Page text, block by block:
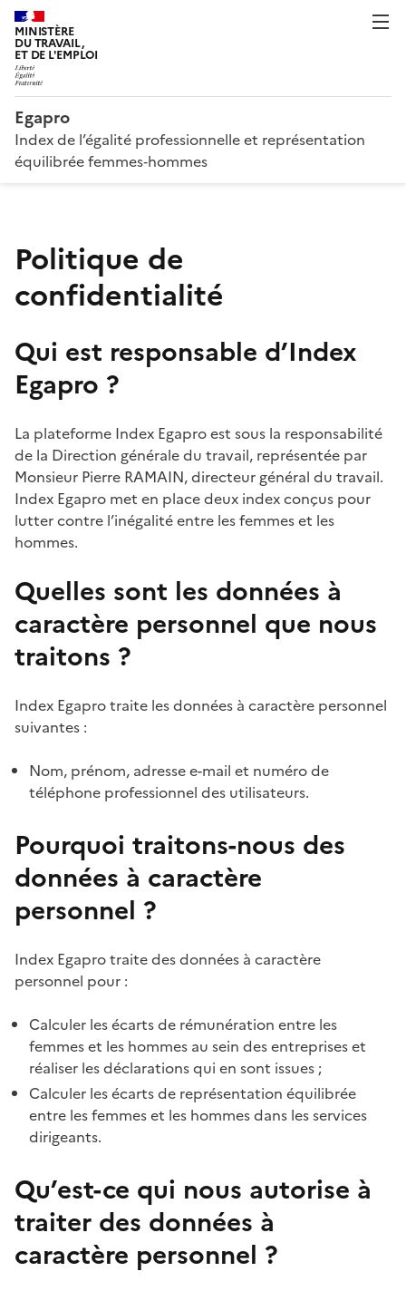
MINISTÈRE
DU TRAVAIL,
ET DE L'EMPLOI
Egapro
Index de l’égalité professionnelle et représentation
équilibrée femmes‑hommes
Politique de
confidentialité
Qui est responsable d’Index
Egapro ?
La plateforme Index Egapro est sous la responsabilité
de la Direction générale du travail, représentée par
Monsieur Pierre RAMAIN, directeur général du travail.
Index Egapro met en place deux index conçus pour
lutter contre l’inégalité entre les femmes et les
hommes.
Quelles sont les données à
caractère personnel que nous
traitons ?
Index Egapro traite les données à caractère personnel
suivantes :
Nom, prénom, adresse e-mail et numéro de
téléphone professionnel des utilisateurs.
Pourquoi traitons-nous des
données à caractère
personnel ?
Index Egapro traite des données à caractère
personnel pour :
Calculer les écarts de rémunération entre les
femmes et les hommes au sein des entreprises et
réaliser les déclarations qui en sont issues ;
Calculer les écarts de représentation équilibrée
entre les femmes et les hommes dans les services
dirigeants.
Qu’est-ce qui nous autorise à
traiter des données à
caractère personnel ?